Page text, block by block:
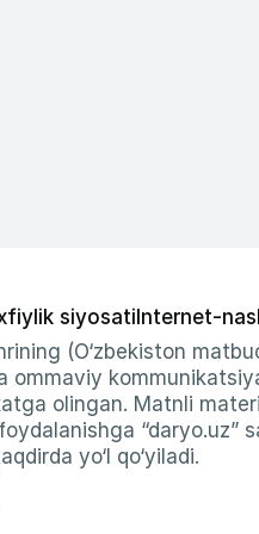
siyosati Internet-
(O‘zbekiston
ommaviy
olingan. Matnli
“daryo.uz”
yo‘l qo‘yiladi.